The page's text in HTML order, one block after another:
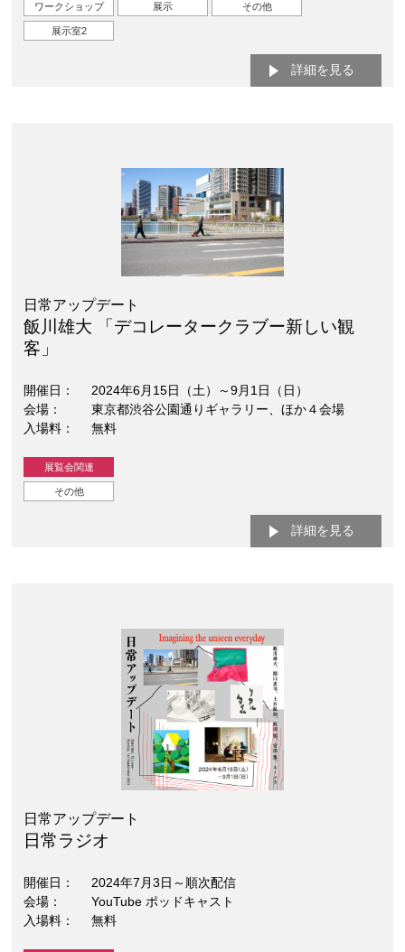
ワークショップ 展示 その他
展示室2
詳細を見る
日常アップデート
飯川雄大 「デコレータークラブー新しい観
客」
開催日
2024年6月15日（土）～9月1日（日）
会場
東京都渋谷公園通りギャラリー、ほか４会場
入場料
無料
展覧会関連
その他
詳細を見る
日常アップデート
日常ラジオ
開催日
2024年7月3日～順次配信
会場
YouTube ポッドキャスト
入場料
無料